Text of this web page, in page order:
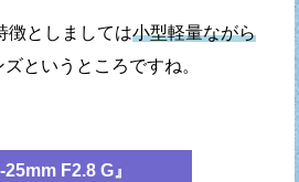
徴としましては小型軽量ながら
というところですね。
F2.8 G』